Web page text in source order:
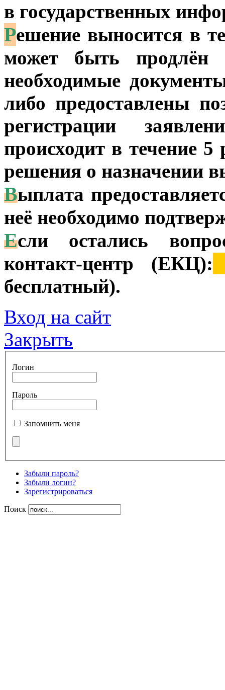
в государственных
Решение выносится в
может быть продлён
необходимые
либо предоставлены
регистрации
происходит в течение
решения о назначении
Выплата
неё необходимо
Если остались
контакт-центр (ЕКЦ):
бесплатный).
Вход на сайт
Закрыть
Логин
Пароль
Запомнить меня
Забыли пароль?
Забыли логин?
Зарегистрироваться
Поиск